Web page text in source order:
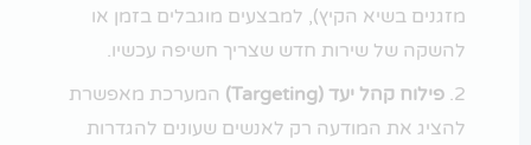
מזגנים בשיא הקיץ), למבצעים מוגבלים בזמן או
להשקה של שירות חדש שצריך חשיפה עכשיו.
פילוח קהל יעד (Targeting)
המערכת מאפשרת
להציג את המודעה רק לאנשים שעונים להגדרות